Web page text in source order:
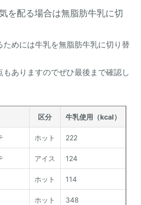
を配る場合は無脂肪牛乳に切
ためには牛乳を無脂肪牛乳に切り替
もありますのでぜひ最後まで確認し
区分 牛乳使用（kcal）
ホット 222
アイス 124
ホット 114
ホット 348